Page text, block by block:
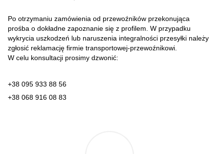
Po otrzymaniu zamówienia od przewoźników przekonująca
prośba o dokładne zapoznanie się z profilem. W przypadku
wykrycia uszkodzeń lub naruszenia integralności przesyłki należy
zgłosić reklamację firmie transportowej-przewoźnikowi.
W celu konsultacji prosimy dzwonić:
+38 095 933 88 56
+38 068 916 08 83